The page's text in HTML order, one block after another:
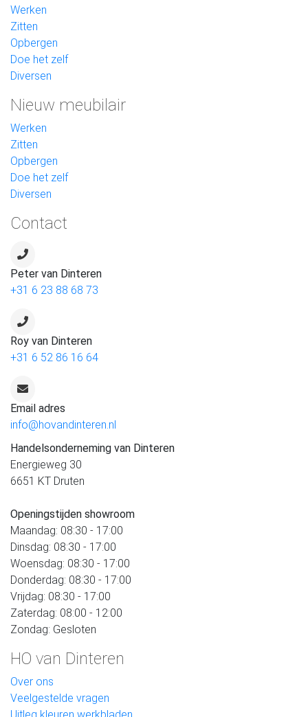
Werken
Zitten
Opbergen
Doe het zelf
Diversen
Nieuw meubilair
Werken
Zitten
Opbergen
Doe het zelf
Diversen
Contact
Peter van Dinteren
+31 6 23 88 68 73
Roy van Dinteren
+31 6 52 86 16 64
Email adres
info@hovandinteren.nl
Handelsonderneming van Dinteren
Energieweg 30
6651 KT Druten
Openingstijden showroom
Maandag: 08:30 - 17:00
Dinsdag: 08:30 - 17:00
Woensdag: 08:30 - 17:00
Donderdag: 08:30 - 17:00
Vrijdag: 08:30 - 17:00
Zaterdag: 08:00 - 12:00
Zondag: Gesloten
HO van Dinteren
Over ons
Veelgestelde vragen
Uitleg kleuren werkbladen